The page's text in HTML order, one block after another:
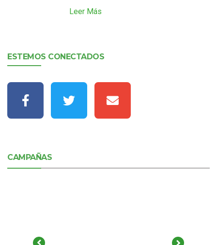
Leer Más
ESTEMOS CONECTADOS
CAMPAÑAS